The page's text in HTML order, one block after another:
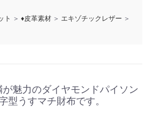
ト ＞ ♦皮革素材 ＞ エキゾチックレザー ＞
が魅力のダイヤモンドパイソン
型うすマチ財布です。